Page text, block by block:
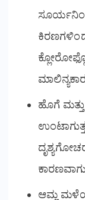
ಕಿರಣಗಳಿಂದ
ಹೊಗೆ
ಆಮ್ಲ